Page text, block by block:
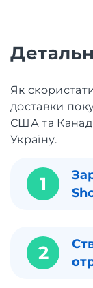
Як
доставки
США та
Україну.
1
2